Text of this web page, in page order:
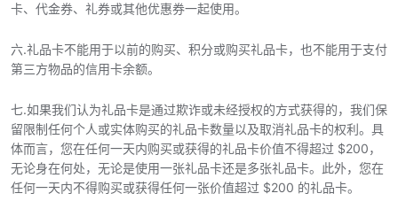
卡、代金券、礼券或其他优惠券一起使用。
六.礼品卡不能用于以前的购买、积分或购买礼品卡，也不能用于支付
第三方物品的信用卡余额。
七.如果我们认为礼品卡是通过欺诈或未经授权的方式获得的，我们保
留限制任何个人或实体购买的礼品卡数量以及取消礼品卡的权利。具
体而言，您在任何一天内购买或获得的礼品卡价值不得超过 $200，
无论身在何处，无论是使用一张礼品卡还是多张礼品卡。此外，您在
任何一天内不得购买或获得任何一张价值超过 $200 的礼品卡。